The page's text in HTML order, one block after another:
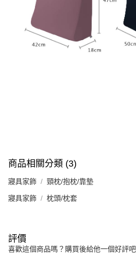
商品相關分類 (3)
寢具家飾 頸枕/抱枕/靠墊
寢具家飾 枕頭/枕套
評價
喜歡這個商品嗎？購買後給他一個好評吧